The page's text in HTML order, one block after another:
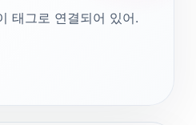
태그로 연결되어 있어.